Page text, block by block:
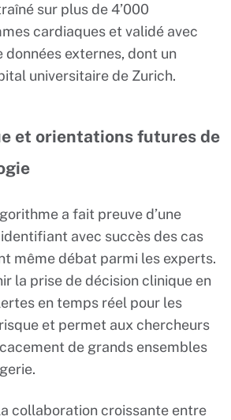
sur plus de 4’000
cardiaques et validé avec
données externes, dont un
universitaire de Zurich.
et orientations futures de
a fait preuve d’une
avec succès des cas
même débat parmi les experts.
la prise de décision clinique en
en temps réel pour les
et permet aux chercheurs
de grands ensembles
collaboration croissante entre